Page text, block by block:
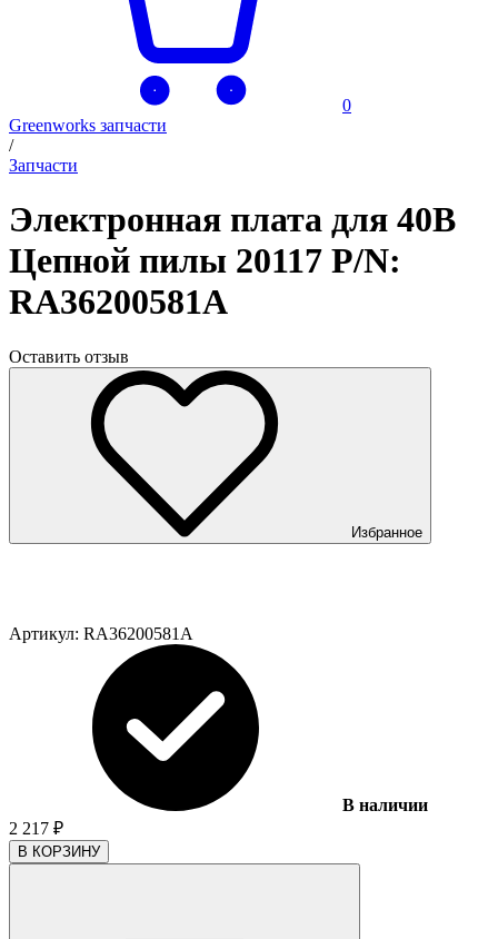
0
Greenworks запчасти
/
Запчасти
Электронная плата для 40В
Цепной пилы 20117 P/N:
RA36200581A
Оставить отзыв
Избранное
Артикул: RA36200581A
В наличии
2 217 ₽
В КОРЗИНУ